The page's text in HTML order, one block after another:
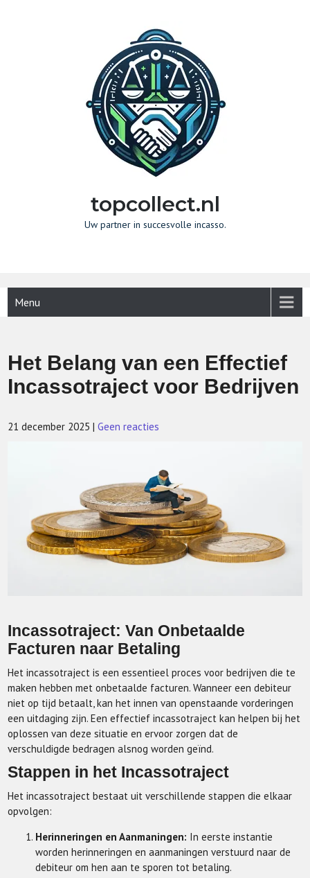
topcollect.nl
Uw partner in succesvolle incasso.
Menu
Het Belang van een Effectief
Incassotraject voor Bedrijven
21 december 2025 |Geen reacties
Incassotraject: Van Onbetaalde
Facturen naar Betaling
Het incassotraject is een essentieel proces voor bedrijven die te
maken hebben met onbetaalde facturen. Wanneer een debiteur
niet op tijd betaalt, kan het innen van openstaande vorderingen
een uitdaging zijn. Een effectief incassotraject kan helpen bij het
oplossen van deze situatie en ervoor zorgen dat de
verschuldigde bedragen alsnog worden geïnd.
Stappen in het Incassotraject
Het incassotraject bestaat uit verschillende stappen die elkaar
opvolgen:
Herinneringen en Aanmaningen: In eerste instantie
worden herinneringen en aanmaningen verstuurd naar de
debiteur om hen aan te sporen tot betaling.